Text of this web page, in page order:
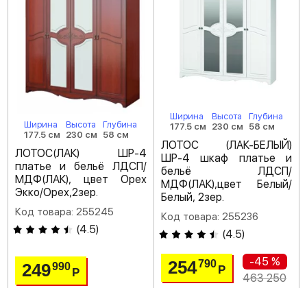
Ширина
177.5 см
Высота
230 см
Глубина
58 см
ЛОТОС(ЛАК) ШР-4
платье и бельё ЛДСП/
МДФ(ЛАК), цвет Орех
Экко/Орех,2зер.
Код товара: 255245
(4.5)
249990Р
Ширина
177.5 см
Высота
230 см
Глубина
58 см
ЛОТОС (ЛАК-БЕЛЫЙ)
ШР-4 шкаф платье и
бельё ЛДСП/
МДФ(ЛАК),цвет Белый/
Белый, 2зер.
Код товара: 255236
(4.5)
254790 Р
-45 %
463 250